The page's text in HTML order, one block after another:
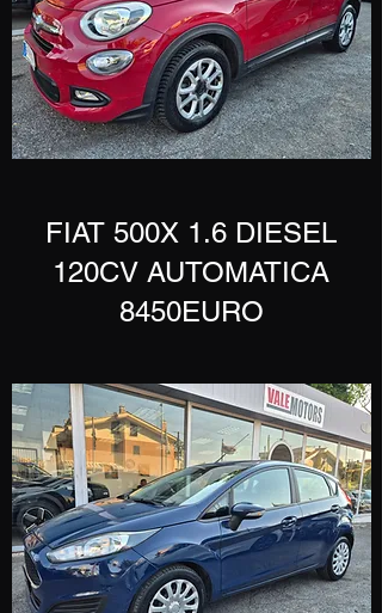
​FIAT 500X 1.6 DIESEL
120CV AUTOMATICA
8450EURO